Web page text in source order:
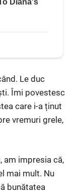
Le duc
Îmi povestesc
care i-a ținut
vremuri grele,
am impresia că,
mai mult. Nu
bunătatea